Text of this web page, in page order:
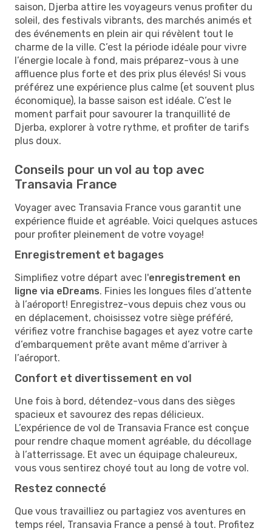
saison, Djerba attire les voyageurs venus profiter du
soleil, des festivals vibrants, des marchés animés et
des événements en plein air qui révèlent tout le
charme de la ville. C’est la période idéale pour vivre
l’énergie locale à fond, mais préparez-vous à une
affluence plus forte et des prix plus élevés! Si vous
préférez une expérience plus calme (et souvent plus
économique), la basse saison est idéale. C’est le
moment parfait pour savourer la tranquillité de
Djerba, explorer à votre rythme, et profiter de tarifs
plus doux.
Conseils pour un vol au top avec
Transavia France
Voyager avec Transavia France vous garantit une
expérience fluide et agréable. Voici quelques astuces
pour profiter pleinement de votre voyage!
Enregistrement et bagages
Simplifiez votre départ avec l'enregistrement en
ligne via eDreams. Finies les longues files d’attente
à l’aéroport! Enregistrez-vous depuis chez vous ou
en déplacement, choisissez votre siège préféré,
vérifiez votre franchise bagages et ayez votre carte
d’embarquement prête avant même d’arriver à
l’aéroport.
Confort et divertissement en vol
Une fois à bord, détendez-vous dans des sièges
spacieux et savourez des repas délicieux.
L’expérience de vol de Transavia France est conçue
pour rendre chaque moment agréable, du décollage
à l’atterrissage. Et avec un équipage chaleureux,
vous vous sentirez choyé tout au long de votre vol.
Restez connecté
Que vous travailliez ou partagiez vos aventures en
temps réel, Transavia France a pensé à tout. Profitez